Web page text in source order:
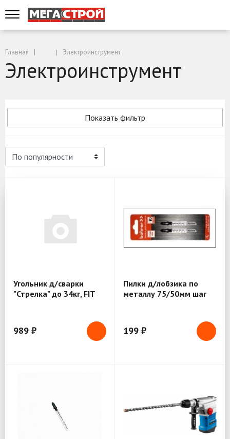
Главная Электроинструмент
Электроинструмент
Показать фильтр
Угольник д/сварки
"Стрелка" до 34кг, FIT
989 ₽
Пилки д/лобзика по
металлу 75/50мм шаг
199 ₽